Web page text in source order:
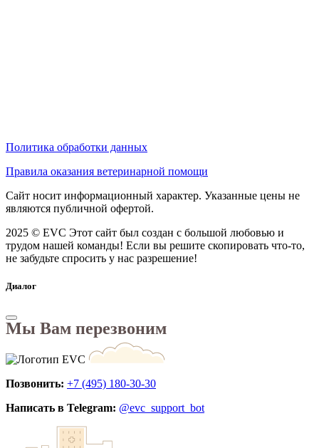
Политика обработки данных
Правила оказания ветеринарной помощи
Сайт носит информационный характер. Указанные цены не
являются публичной офертой.
2025 © EVC Этот сайт был создан с большой любовью и
трудом нашей команды! Если вы решите скопировать что-то,
не забудьте спросить у нас разрешение!
Диалог
Мы Вам перезвоним
Позвонить: +7 (495) 180-30-30
Написать в Telegram: @evc_support_bot